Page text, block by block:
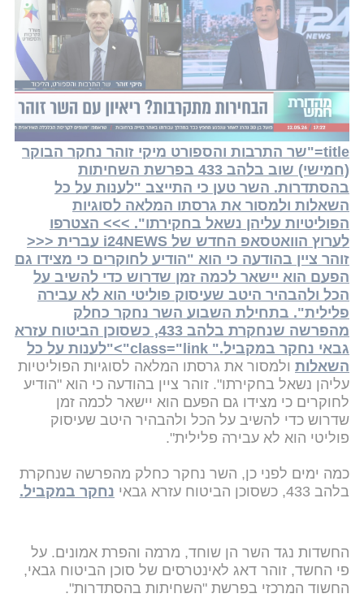
כזכור, לפני כחודש השר זוהר נחקר שוב, אז טען כי כי
התייצב >> הצטרפו לערוץ הוואטסאפ החדש של
i24NEWS עברית <<< זוהר ציין בהודעה כי הוא
"הודיע לחוקרים כי מצידו גם הפעם הוא יישאר לכמה
זמן שדרוש כדי להשיב על הכל ולהבהיר היטב
שעיסוק פוליטי הוא לא עבירה פלילית". בתחילת
השבוע השר נחקר כחלק מהפרשה שנחקרת בלהב
433, כשסוכן הביטוח עזרא גבאי נחקר במקביל."
title="שר התרבות והספורט מיקי זוהר נחקר הבוקר
(חמישי) שוב בלהב 433 בפרשת השחיתות
בהסתדרות. השר טען כי התייצב "לענות על כל
השאלות ולמסור את גרסתו המלאה לסוגיות
הפוליטיות עליהן נשאל בחקירתו". >>> הצטרפו
לערוץ הוואטסאפ החדש של i24NEWS עברית <<<
זוהר ציין בהודעה כי הוא "הודיע לחוקרים כי מצידו גם
הפעם הוא יישאר לכמה זמן שדרוש כדי להשיב על
הכל ולהבהיר היטב שעיסוק פוליטי הוא לא עבירה
פלילית". בתחילת השבוע השר נחקר כחלק
מהפרשה שנחקרת בלהב 433, כשסוכן הביטוח עזרא
גבאי נחקר במקביל." class="link">"לענות על כל
השאלות ולמסור את גרסתו המלאה לסוגיות הפוליטיות
עליהן נשאל בחקירתו". זוהר ציין בהודעה כי הוא "הודיע
לחוקרים כי מצידו גם הפעם הוא יישאר לכמה זמן
שדרוש כדי להשיב על הכל ולהבהיר היטב שעיסוק
פוליטי הוא לא עבירה פלילית".
כמה ימים לפני כן, השר נחקר כחלק מהפרשה שנחקרת
בלהב 433, כשסוכן הביטוח עזרא גבאי
נחקר במקביל.
החשדות נגד השר הן שוחד, מרמה והפרת אמונים. על
פי החשד, זוהר דאג לאינטרסים של סוכן הביטוח גבאי,
החשוד המרכזי בפרשת "השחיתות בהסתדרות".